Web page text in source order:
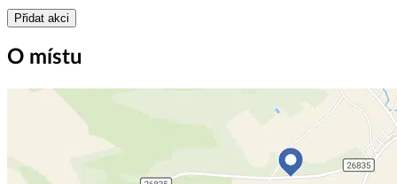
Přidat akci
O místu